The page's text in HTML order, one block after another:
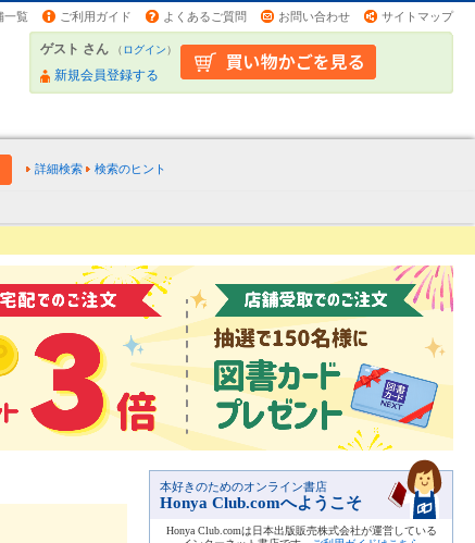
一覧 ご利用ガイド よくあるご質問 お問い合わせ サイトマップ
ゲスト さん （ログイン）
新規会員登録する
詳細検索 検索のヒント
本好きのためのオンライン書店
Honya Club.comへようこそ
Honya Club.comは日本出版販売株式会社が運営している